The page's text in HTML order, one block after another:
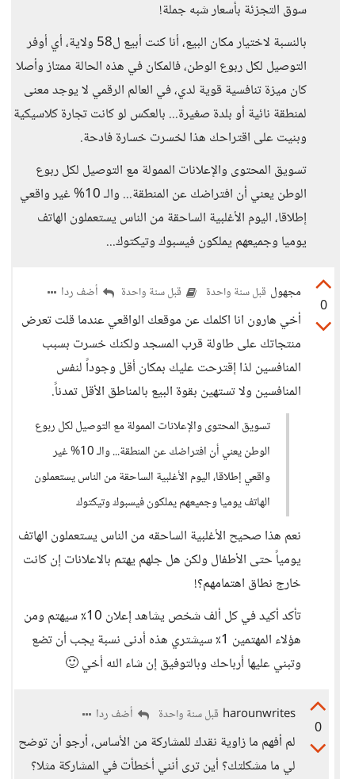
سوق التجزئة بأسعار شبه جملة!
بالنسبة لاختيار مكان البيع، أنا كنت أبيع ل58 ولاية، أي أوفر
التوصيل لكل ربوع الوطن، فالمكان في هذه الحالة ممتاز وأصلا
كان ميزة تنافسية قوية لدي، في العالم الرقمي لا يوجد معنى
لمنطقة نائية أو بلدة صغيرة... بالعكس لو كانت تجارة كلاسيكية
وبنيت على اقتراحك هذا لخسرت خسارة فادحة.
تسويق المحتوى والإعلانات الممولة مع التوصيل لكل ربوع
الوطن يعني أن افتراضك عن المنطقة... والـ 10% غير واقعي
إطلاقا، اليوم الأغلبية الساحقة من الناس يستعملون الهاتف
يوميا وجميعهم يملكون فيسبوك وتيكتوك...
0
مجهول قبل سنة واحدة قبل سنة واحدة أضف ردا
أخي هارون انا اكلمك عن موقعك الواقعي عندما قلت تعرض
منتجاتك على طاولة قرب المسجد ولكنك خسرت بسبب
المنافسين لذا إقترحت عليك بمكان أقل وجوداً لنفس
المنافسين ولا تستهين بقوة البيع بالمناطق الأقل تمدناً.
تسويق المحتوى والإعلانات الممولة مع التوصيل لكل ربوع
الوطن يعني أن افتراضك عن المنطقة... والـ 10% غير
واقعي إطلاقا، اليوم الأغلبية الساحقة من الناس يستعملون
الهاتف يوميا وجميعهم يملكون فيسبوك وتيكتوك
نعم هذا صحيح الأغلبية الساحقه من الناس يستعملون الهاتف
يومياً حتى الأطفال ولكن هل جلهم يهتم بالاعلانات إن كانت
خارج نطاق اهتمامهم؟!
تأكد أكيد في كل ألف شخص يشاهد إعلان 10٪ سيهتم ومن
هؤلاء المهتمين 1٪ سيشتري هذه أدنى نسبة يجب أن تضع
وتبني عليها أرباحك وبالتوفيق إن شاء الله أخي 🙂
0
harounwrites قبل سنة واحدة أضف ردا
لم أفهم ما زاوية نقدك للمشاركة من الأساس، أرجو أن توضح
لي ما مشكلتك؟ أين ترى أنني أخطأت في المشاركة مثلا؟